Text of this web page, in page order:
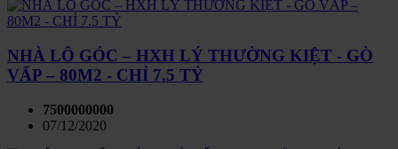
NHÀ LÔ GÓC – HXH LÝ THƯỜNG KIỆT - GÒ
VẤP – 80M2 - CHỈ 7.5 TỶ
7500000000
07/12/2020